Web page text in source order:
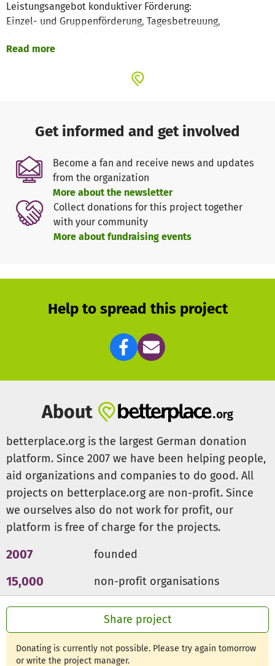
Share project
Donating is currently not possible. Please try again tomorrow
or write the project manager.
Leistungsangebot konduktiver Förderung:
Einzel- und Gruppenförderung, Tagesbetreuung,
Kurzzeitpﬂege, mehrwöchige Förderblöcke. Angefangen
Teilnehmern bei den Förderblöcken, mittlerweile sind wir
Österreich.
Im Mittelpunkt steht der Mensch mit seinen individuellen
Bedürfnissen, Potenzialen und Zielen.
Unabhängig von seinem Alter oder von der Art und
Schwere seiner Behinderung hat jeder ein
Recht auf geistige, soziale, kulturelle und körperliche
Aktivität und somit Teilhabe.
Förder- und Fortbildungszentrum
Nordfriesland - damit wir unseren ﬂeißigen KoMeTen eine
konduktive Zukunft und viel
Lebensqualität bieten können.
Um eine hohe Lebensqualität zu erreichen, arbeiten
· Entwicklung der Gesamtpersönlichkeit
· Selbständigkeit bei alltäglichen Verrichtungen und
somit weitgehenden Unabhängigkeit von
direkter personaler Hilfe
· Fähigkeit zur Selbststeuerung und Selbstbestimmung
· Inklusion
Durch Informationsveranstaltungen, Workshops und auch
in Rechtsstreiten setzten wir uns für die
Anerkennung, Verbreitung und Regelﬁnanzierung
Konduktiver Förderung ein.
Für weitere Informationen schaut auf die Seite www.haus-
komet.de (befindet sich momentan im Umbau) oder
schreibt uns eine Nachricht!
Read more
Get informed and get involved
Become a fan and receive news and updates
from the organization
More about the newsletter
Collect donations for this project together
with your community
More about fundraising events
Help to spread this project
About
betterplace.org is the largest German donation
platform. Since 2007 we have been helping people,
aid organizations and companies to do good. All
projects on betterplace.org are non-profit. Since
we ourselves also do not work for profit, our
platform is free of charge for the projects.
2007 founded
15,000 non-profit organisations
300m € for a good cause